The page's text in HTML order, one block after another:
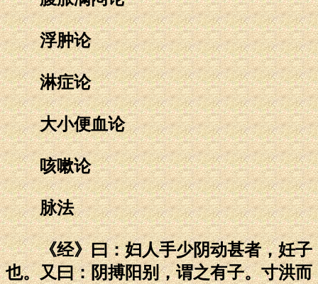
浮肿论
淋症论
大小便血论
咳嗽论
脉法
《经》曰：妇人手少阴动甚者，妊子
也。又曰：阴搏阳别，谓之有子。寸洪而